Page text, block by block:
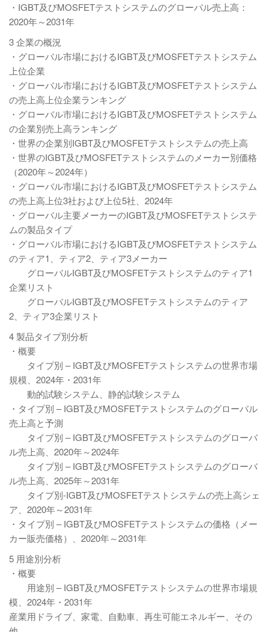
・IGBT及びMOSFETテストシステムのグローバル売上高：
2020年～2031年
3 企業の概況
・グローバル市場におけるIGBT及びMOSFETテストシステム
上位企業
・グローバル市場におけるIGBT及びMOSFETテストシステム
の売上高上位企業ランキング
・グローバル市場におけるIGBT及びMOSFETテストシステム
の企業別売上高ランキング
・世界の企業別IGBT及びMOSFETテストシステムの売上高
・世界のIGBT及びMOSFETテストシステムのメーカー別価格
（2020年～2024年）
・グローバル市場におけるIGBT及びMOSFETテストシステム
の売上高上位3社および上位5社、2024年
・グローバル主要メーカーのIGBT及びMOSFETテストシステ
ムの製品タイプ
・グローバル市場におけるIGBT及びMOSFETテストシステム
のティア1、ティア2、ティア3メーカー
グローバルIGBT及びMOSFETテストシステムのティア1
企業リスト
グローバルIGBT及びMOSFETテストシステムのティア
2、ティア3企業リスト
4 製品タイプ別分析
・概要
タイプ別 – IGBT及びMOSFETテストシステムの世界市場
規模、2024年・2031年
動的試験システム、静的試験システム
・タイプ別 – IGBT及びMOSFETテストシステムのグローバル
売上高と予測
タイプ別 – IGBT及びMOSFETテストシステムのグローバ
ル売上高、2020年～2024年
タイプ別 – IGBT及びMOSFETテストシステムのグローバ
ル売上高、2025年～2031年
タイプ別-IGBT及びMOSFETテストシステムの売上高シェ
ア、2020年～2031年
・タイプ別 – IGBT及びMOSFETテストシステムの価格（メー
カー販売価格）、2020年～2031年
5 用途別分析
・概要
用途別 – IGBT及びMOSFETテストシステムの世界市場規
模、2024年・2031年
産業用ドライブ、家電、自動車、再生可能エネルギー、その